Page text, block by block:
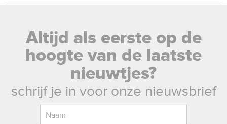
Altijd als eerste op de
hoogte van de laatste
nieuwtjes?
schrijf je in voor onze nieuwsbrief